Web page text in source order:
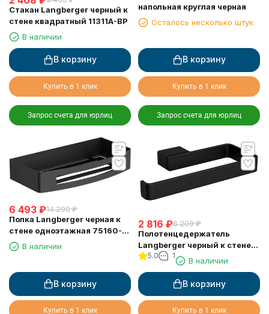
Стакан Langberger черный к
стене квадратный 11311A-BP
В наличии
В корзину
Купить в 1 клик
Запрос счета для юрлиц
напольная круглая черная
Осталось несколько штук
В корзину
Купить в 1 клик
Запрос счета для юрлиц
6 493 ₽14 290 ₽
Полка Langberger черная к
стене одноэтажная 75160-
BPCВ наличии
В корзину
Купить в 1 клик
2 816 ₽6 200 ₽
Полотенцедержатель
Langberger черный к стене
"полуовал" 11338A-BP
5.0 1
В наличии
В корзину
Купить в 1 клик